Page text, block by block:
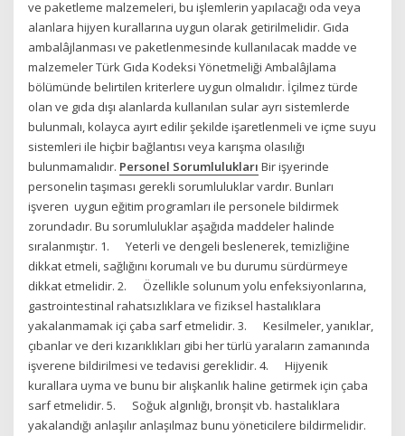
ve paketleme malzemeleri, bu işlemlerin yapılacağı oda veya
alanlara hijyen kurallarına uygun olarak getirilmelidir. Gıda
ambalâjlanması ve paketlenmesinde kullanılacak madde ve
malzemeler Türk Gıda Kodeksi Yönetmeliği Ambalâjlama
bölümünde belirtilen kriterlere uygun olmalıdır. İçilmez türde
olan ve gıda dışı alanlarda kullanılan sular ayrı sistemlerde
bulunmalı, kolayca ayırt edilir şekilde işaretlenmeli ve içme suyu
sistemleri ile hiçbir bağlantısı veya karışma olasılığı
bulunmamalıdır. Personel Sorumlulukları Bir işyerinde
personelin taşıması gerekli sorumluluklar vardır. Bunları
işveren uygun eğitim programları ile personele bildirmek
zorundadır. Bu sorumluluklar aşağıda maddeler halinde
sıralanmıştır. 1. Yeterli ve dengeli beslenerek, temizliğine
dikkat etmeli, sağlığını korumalı ve bu durumu sürdürmeye
dikkat etmelidir. 2. Özellikle solunum yolu enfeksiyonlarına,
gastrointestinal rahatsızlıklara ve fiziksel hastalıklara
yakalanmamak içi çaba sarf etmelidir. 3. Kesilmeler, yanıklar,
çıbanlar ve deri kızarıklıkları gibi her türlü yaraların zamanında
işverene bildirilmesi ve tedavisi gereklidir. 4. Hijyenik
kurallara uyma ve bunu bir alışkanlık haline getirmek için çaba
sarf etmelidir. 5. Soğuk algınlığı, bronşit vb. hastalıklara
yakalandığı anlaşılır anlaşılmaz bunu yöneticilere bildirmelidir.